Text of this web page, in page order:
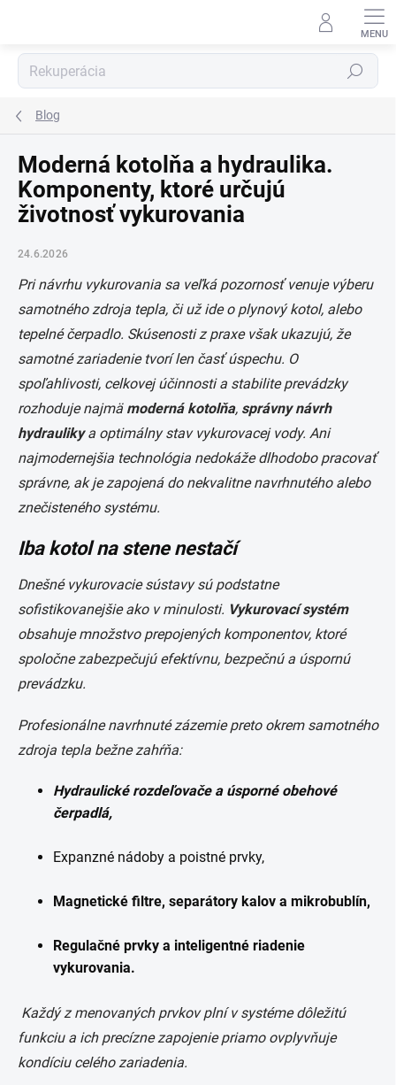
Hľadať
Blog
Moderná kotolňa a hydraulika.
Komponenty, ktoré určujú
životnosť vykurovania
24.6.2026
Pri návrhu vykurovania sa veľká pozornosť venuje výberu
samotného zdroja tepla, či už ide o plynový kotol, alebo
tepelné čerpadlo. Skúsenosti z praxe však ukazujú, že
samotné zariadenie tvorí len časť úspechu. O
spoľahlivosti, celkovej účinnosti a stabilite prevádzky
rozhoduje najmä moderná kotolňa, správny návrh
hydraulikya optimálny stav vykurovacej vody. Ani
najmodernejšia technológia nedokáže dlhodobo pracovať
správne, ak je zapojená do nekvalitne navrhnutého alebo
znečisteného systému.
Iba kotol na stene nestačí
Dnešné vykurovacie sústavy sú podstatne
sofistikovanejšie ako v minulosti. Vykurovací systém
obsahuje množstvo prepojených komponentov, ktoré
spoločne zabezpečujú efektívnu, bezpečnú a úspornú
prevádzku.
Profesionálne navrhnuté zázemie preto okrem samotného
zdroja tepla bežne zahŕňa:
Hydraulické rozdeľovače a úsporné obehové
čerpadlá,
Expanzné nádoby a poistné prvky,
Magnetické filtre, separátory kalov a mikrobublín,
Regulačné prvky a inteligentné riadenie
vykurovania.
Každý z menovaných prvkov plní v systéme dôležitú
funkciu a ich precízne zapojenie priamo ovplyvňuje
kondíciu celého zariadenia.